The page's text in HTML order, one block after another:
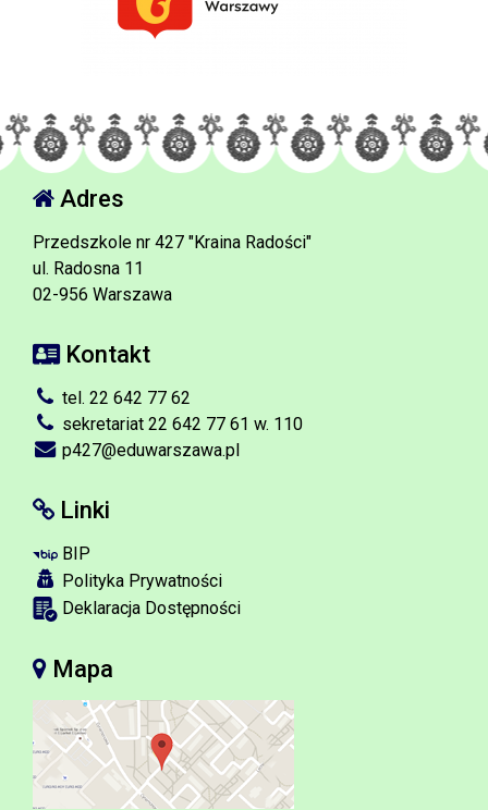
Adres
Przedszkole nr 427 "Kraina Radości"
ul. Radosna 11
02-956 Warszawa
Kontakt
tel. 22 642 77 62
sekretariat 22 642 77 61 w. 110
p427@eduwarszawa.pl
Linki
BIP
Polityka Prywatności
Deklaracja Dostępności
Mapa